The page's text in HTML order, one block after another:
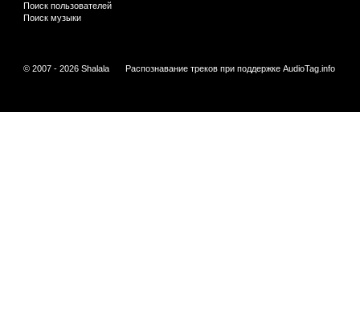
Поиск пользователей
Поиск музыки
© 2007 - 2026 Shalala Распознавание треков при поддержке AudioTag.info